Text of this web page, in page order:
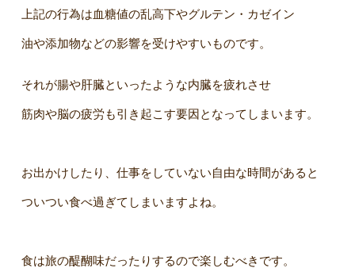
上記の行為は血糖値の乱高下やグルテン・カゼイン
油や添加物などの影響を受けやすいものです。
それが腸や肝臓といったような内臓を疲れさせ
筋肉や脳の疲労も引き起こす要因となってしまいます。
お出かけしたり、仕事をしていない自由な時間があると
ついつい食べ過ぎてしまいますよね。
食は旅の醍醐味だったりするので楽しむべきです。